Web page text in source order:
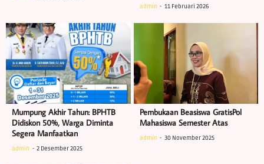
admin 11 Februari 2026
Mumpung Akhir Tahun: BPHTB
Didiskon 50%, Warga Diminta
Segera Manfaatkan
admin 2 Desember 2025
Pembukaan Beasiswa GratisPol
Mahasiswa Semester Atas
admin 30 November 2025